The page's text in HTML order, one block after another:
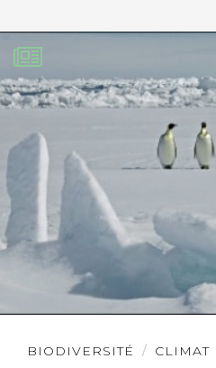
BIODIVERSITÉ CLIMAT
Lire